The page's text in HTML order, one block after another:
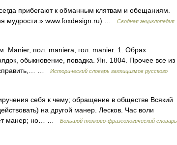
прибегают к обманным клятвам и обещаниям.
мудрости.» www.foxdesign.ru) …
Сводная энциклопедия
пол. maniera, гол. manier. 1. Образ
обыкновение, повадка. Ян. 1804. Прочее все из
…
Исторический словарь галлицизмов русского
себя к чему; обращение в обществе Всякий
на другой манер. Лесков. Час воли
манер; но… …
Большой толково-фразеологический словарь